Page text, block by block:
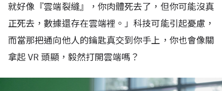
就好像『雲端裂縫』，你肉體死去了，但你可能沒真
正死去，數據還存在雲端裡。」科技可能引起憂慮，
而當那把通向他人的鑰匙真交到你手上，你也會像關
拿起 VR 頭顯，毅然打開雲端嗎？